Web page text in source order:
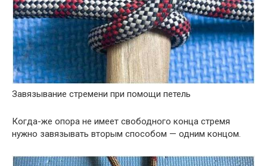
Завязывание стремени при помощи петель
Когда-же опора не имеет свободного конца стремя
нужно завязывать вторым способом — одним концом.